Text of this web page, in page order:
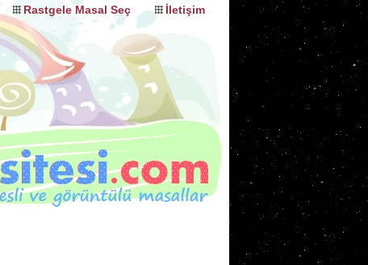
Rastgele Masal Seç İletişim